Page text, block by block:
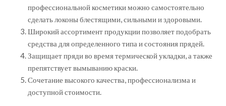
профессиональной косметики можно самостоятельно
сделать локоны блестящими, сильными и здоровыми.
Широкий ассортимент продукции позволяет подобрать
средства для определенного типа и состояния прядей.
Защищает пряди во время термической укладки, а также
препятствует вымыванию краски.
Сочетание высокого качества, профессионализма и
доступной стоимости.